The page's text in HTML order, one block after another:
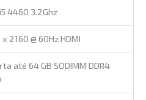
4460 3.2Ghz
2160 @ 60Hz HDMI
até 64 GB SODIMM DDR4